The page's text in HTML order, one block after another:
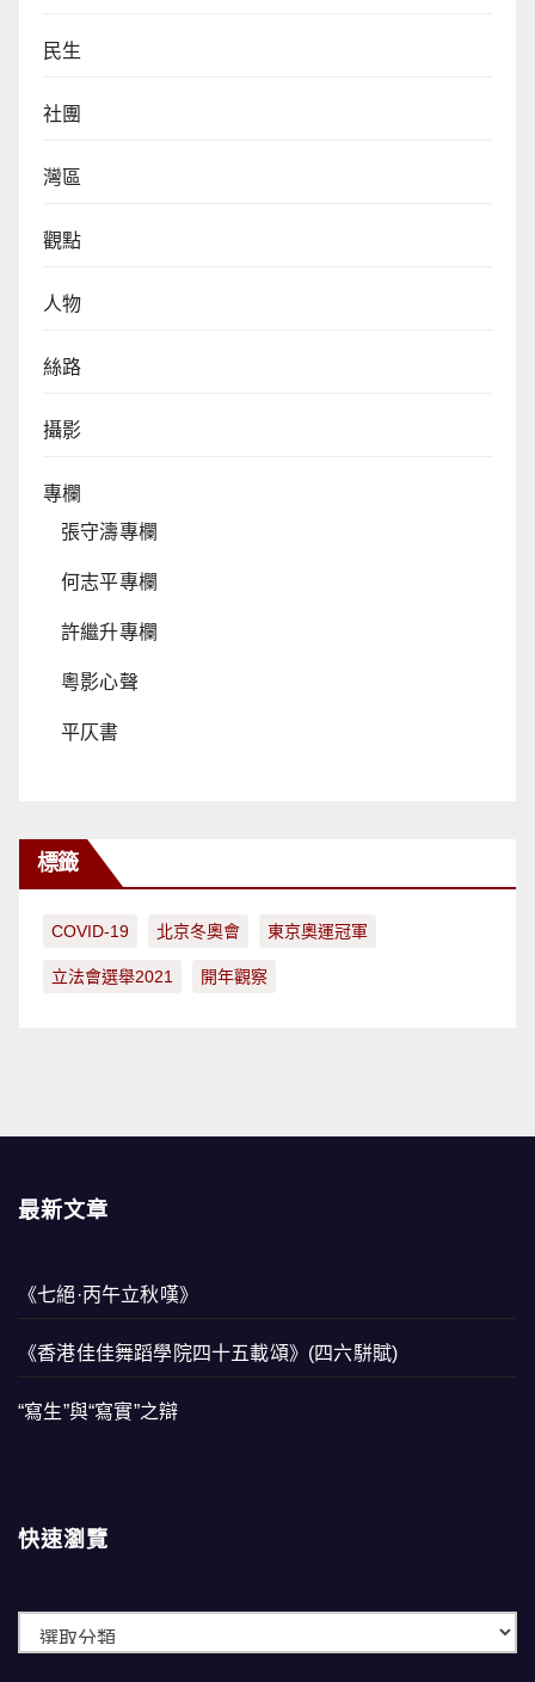
民生
社團
灣區
觀點
人物
絲路
攝影
專欄
張守濤專欄
何志平專欄
許繼升專欄
粵影心聲
平仄書
標籤
COVID-19 北京冬奧會 東京奧運冠軍
立法會選舉2021 開年觀察
最新文章
《七絕·丙午立秋嘆》
《香港佳佳舞蹈學院四十五載頌》(四六駢賦)
“寫生”與“寫實”之辯
快速瀏覽